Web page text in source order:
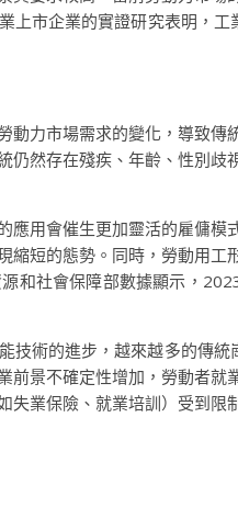
市企業的實證研究表明，
力市場需求的變化，導致
然存在殘疾、年齡、性別
用會催生更加靈活的雇傭
短的態勢。同時，勞動用
和社會保障部數據顯示，
術的進步，越來越多的傳
景不確定性增加，勞動者
失業保險、就業培訓）受到限